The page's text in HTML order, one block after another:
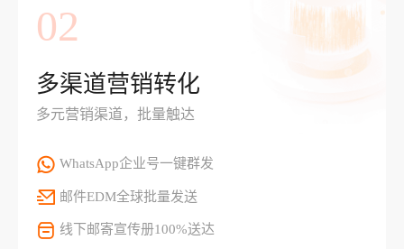
02
多渠道营销转化
多元营销渠道，批量触达
WhatsApp企业号一键群发
邮件EDM全球批量发送
线下邮寄宣传册100%送达